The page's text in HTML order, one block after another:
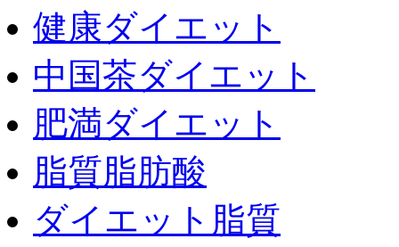
健康ダイエット
中国茶ダイエット
肥満ダイエット
脂質脂肪酸
ダイエット脂質